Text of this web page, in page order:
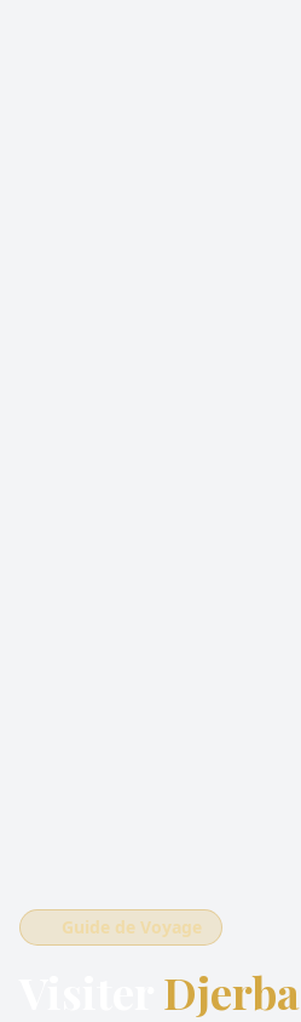
Guide de Voyage
Djerba